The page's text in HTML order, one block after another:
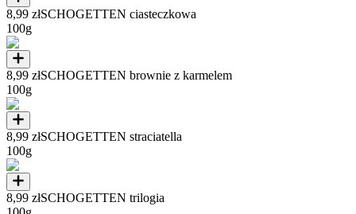
8,99 złSCHOGETTEN ciasteczkowa
100g
8,99 złSCHOGETTEN brownie z karmelem
100g
8,99 złSCHOGETTEN straciatella
100g
8,99 złSCHOGETTEN trilogia